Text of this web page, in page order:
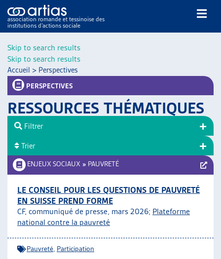
Skip to search results
Skip to search results
association romande et tessinoise des
institutions d’actions sociale
NOS PUBLICATIONS
DOSSIERS DU MOIS
VEILLE
RESSOURCES
THÉMATIQUES
GUIDE SOCIAL ROMAND
AUTRES
PROJETS ET ACTIVITÉS
Accueil > Perspectives
PERSPECTIVES
RESSOURCES THÉMATIQUES
ENJEUX SOCIAUX » PAUVRETÉ
LE CONSEIL POUR LES QUESTIONS DE PAUVRETÉ
EN SUISSE PREND FORME
CF, communiqué de presse, mars 2026; Plateforme
national contre la pauvreté
Pauvreté Participation
Filtrer
Trier